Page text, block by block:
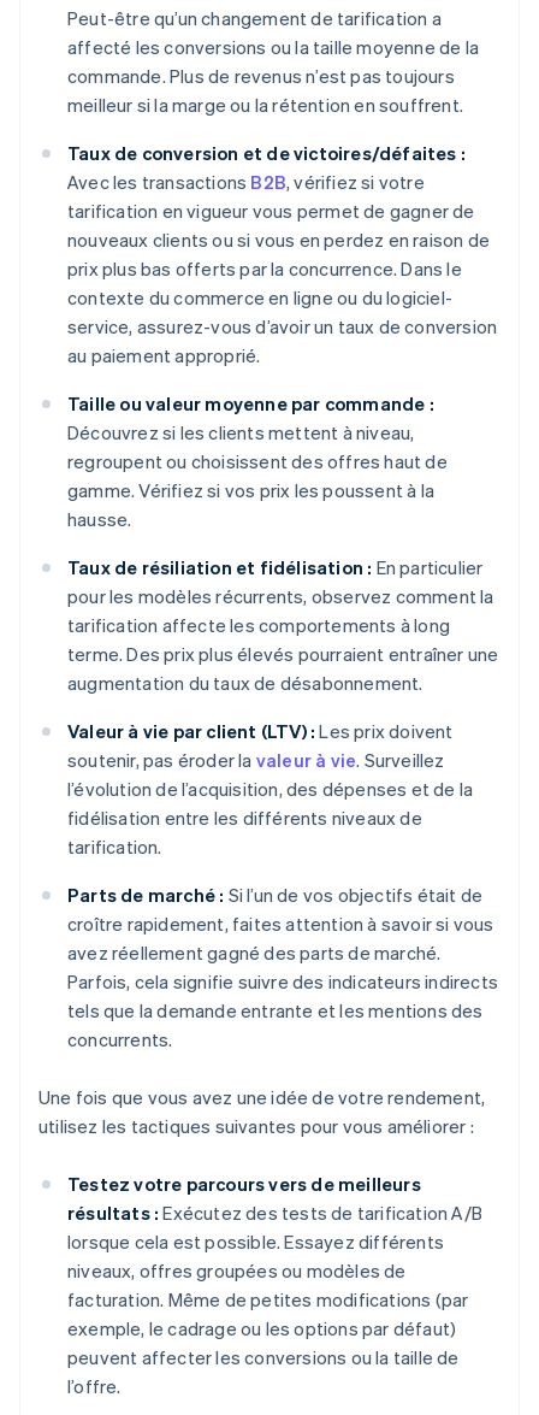
Peut-être qu’un changement de tarification a
affecté les conversions ou la taille moyenne de la
commande. Plus de revenus n’est pas toujours
meilleur si la marge ou la rétention en souffrent.
Taux de conversion et de victoires/défaites :
Avec les transactions B2B, vérifiez si votre
tarification en vigueur vous permet de gagner de
nouveaux clients ou si vous en perdez en raison de
prix plus bas offerts par la concurrence. Dans le
contexte du commerce en ligne ou du logiciel-
service, assurez-vous d’avoir un taux de conversion
au paiement approprié.
Taille ou valeur moyenne par commande :
Découvrez si les clients mettent à niveau,
regroupent ou choisissent des offres haut de
gamme. Vérifiez si vos prix les poussent à la
hausse.
Taux de résiliation et fidélisation : En particulier
pour les modèles récurrents, observez comment la
tarification affecte les comportements à long
terme. Des prix plus élevés pourraient entraîner une
augmentation du taux de désabonnement.
Valeur à vie par client (LTV) : Les prix doivent
soutenir, pas éroder la valeur à vie. Surveillez
l’évolution de l’acquisition, des dépenses et de la
fidélisation entre les différents niveaux de
tarification.
Parts de marché : Si l’un de vos objectifs était de
croître rapidement, faites attention à savoir si vous
avez réellement gagné des parts de marché.
Parfois, cela signifie suivre des indicateurs indirects
tels que la demande entrante et les mentions des
concurrents.
Une fois que vous avez une idée de votre rendement,
utilisez les tactiques suivantes pour vous améliorer :
Testez votre parcours vers de meilleurs
résultats : Exécutez des tests de tarification A/B
lorsque cela est possible. Essayez différents
niveaux, offres groupées ou modèles de
facturation. Même de petites modifications (par
exemple, le cadrage ou les options par défaut)
peuvent affecter les conversions ou la taille de
l’offre.